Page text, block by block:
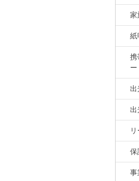
家
紙
携
ー
出
出
保
事